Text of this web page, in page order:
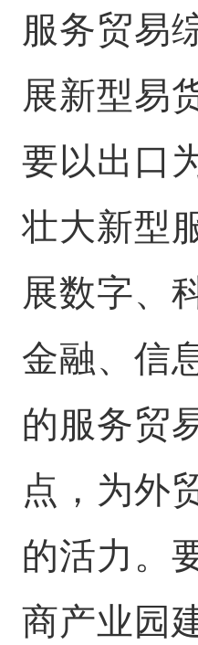
服务贸易
展新型易
要以出口
壮大新型
展数字、
金融、信
的服务贸
点，为外
的活力。
商产业园